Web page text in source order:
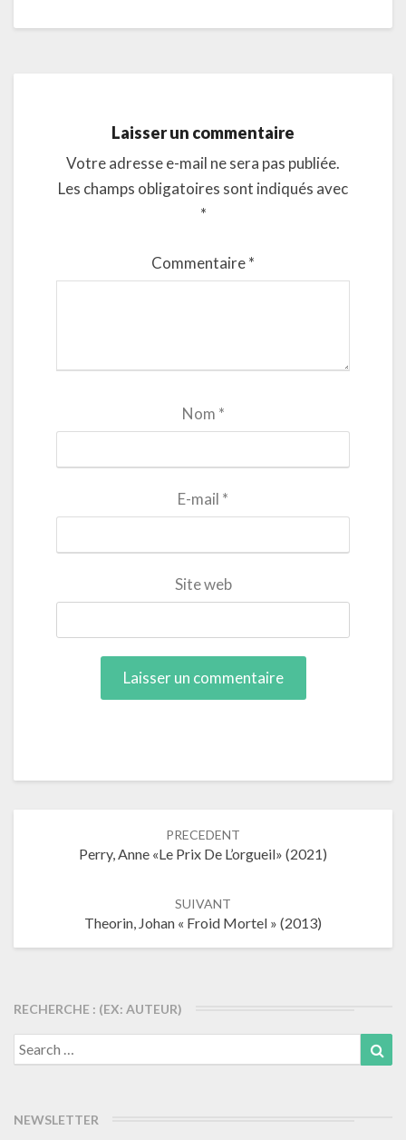
Laisser un commentaire
Votre adresse e-mail ne sera pas publiée.
Les champs obligatoires sont indiqués avec
*
Commentaire*
Nom *
E-mail *
Site web
PRECEDENT
Perry, Anne «Le Prix De L’orgueil» (2021)
SUIVANT
Theorin, Johan « Froid Mortel » (2013)
RECHERCHE : (EX: AUTEUR)
Search
for:
NEWSLETTER